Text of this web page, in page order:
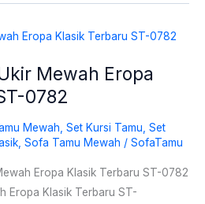
Mewah Eropa
0782
Mewah Set Kursi Tamu Set
Sofa Tamu Mewah / SofaTamu
Eropa Klasik Terbaru ST-0782
Eropa Klasik Terbaru ST-